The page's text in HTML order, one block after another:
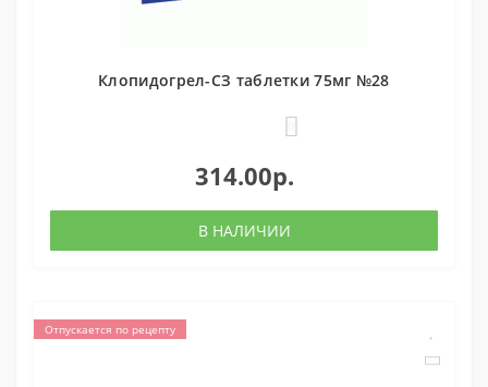
Клопидогрел-СЗ таблетки 75мг №28
314.00р.
В НАЛИЧИИ
Отпускается по рецепту